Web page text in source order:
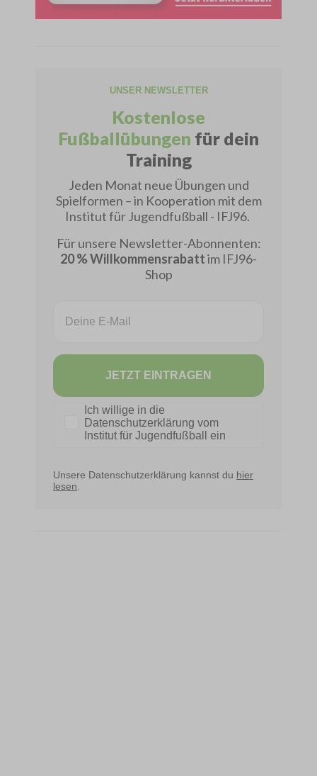
UNSER NEWSLETTER
Kostenlose
Fußballübungen für dein
Training
Jeden Monat neue Übungen und
Spielformen – in Kooperation mit dem
Institut für Jugendfußball - IFJ96.
Für unsere Newsletter-Abonnenten:
20 % Willkommensrabattim IFJ96-
Shop
JETZT EINTRAGEN
Datenschutz
Ich willige in die
Datenschutzerklärung vom
Institut für Jugendfußball ein
Unsere Datenschutzerklärung kannst du hier
lesen